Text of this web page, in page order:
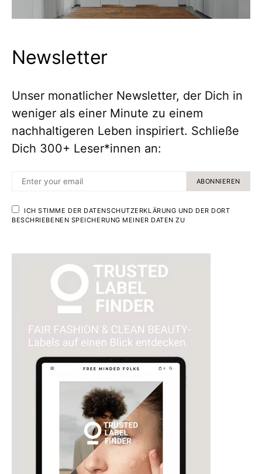
Newsletter
Unser monatlicher Newsletter, der Dich in
weniger als einer Minute zu einem
nachhaltigeren Leben inspiriert. Schließe
Dich 300+ Leser*innen an:
ABONNIEREN
ICH STIMME DER DATENSCHUTZERKLÄRUNG UND DER DORT
BESCHRIEBENEN SPEICHERUNG MEINER DATEN ZU